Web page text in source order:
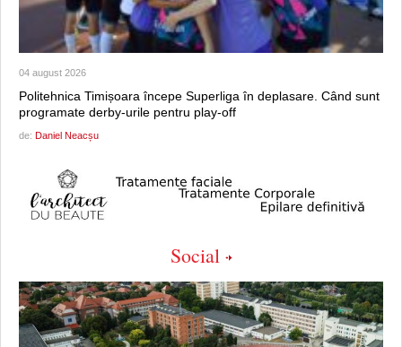
04 august 2026
Politehnica Timișoara începe Superliga în deplasare. Când sunt
programate derby-urile pentru play-off
de: Daniel Neacșu
Social